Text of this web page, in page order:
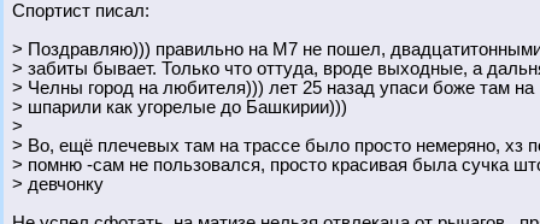
Спортист писал:
> Поздравляю))) правильно на М7 не пошел,
> забиты бывает. Только что оттуда, вроде выходные, а
> Челны город на любителя))) лет 25 назад упаси боже там на
> шпарили как угорелые до Башкирии)))
>
> Во, ещё плечевых там на трассе было просто немеряно, хз
> помню -сам не пользовался, просто красивая была сучка
> девчонку